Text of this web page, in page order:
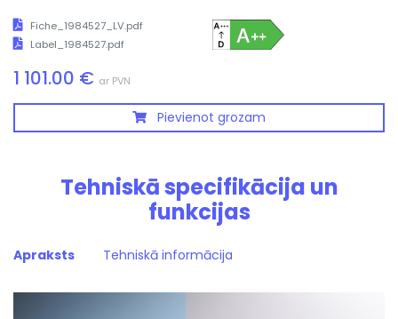
Fiche_1984527_LV.pdf
Label_1984527.pdf
1 101.00 € ar PVN
Pievienot grozam
Tehniskā specifikācija un
funkcijas
Apraksts Tehniskā informācija